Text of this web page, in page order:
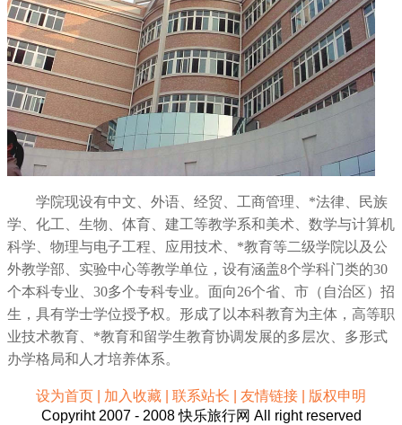
学院现设有中文、外语、经贸、工商管理、*法律、民族
学、化工、生物、体育、建工等教学系和美术、数学与计算机
科学、物理与电子工程、应用技术、*教育等二级学院以及公
外教学部、实验中心等教学单位，设有涵盖8个学科门类的30
个本科专业、30多个专科专业。面向26个省、市（自治区）招
生，具有学士学位授予权。形成了以本科教育为主体，高等职
业技术教育、*教育和留学生教育协调发展的多层次、多形式
办学格局和人才培养体系。
设为首页 | 加入收藏 | 联系站长 | 友情链接 | 版权申明
Copyriht 2007 - 2008 快乐旅行网 All right reserved